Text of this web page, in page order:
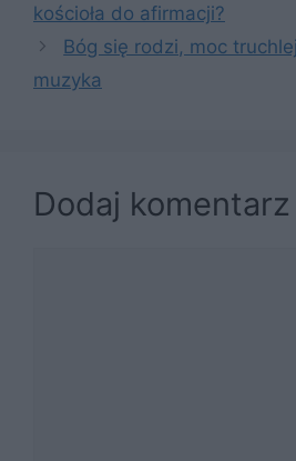
kościoła do afirmacji?
Bóg się rodzi, moc
muzyka
Dodaj komentarz